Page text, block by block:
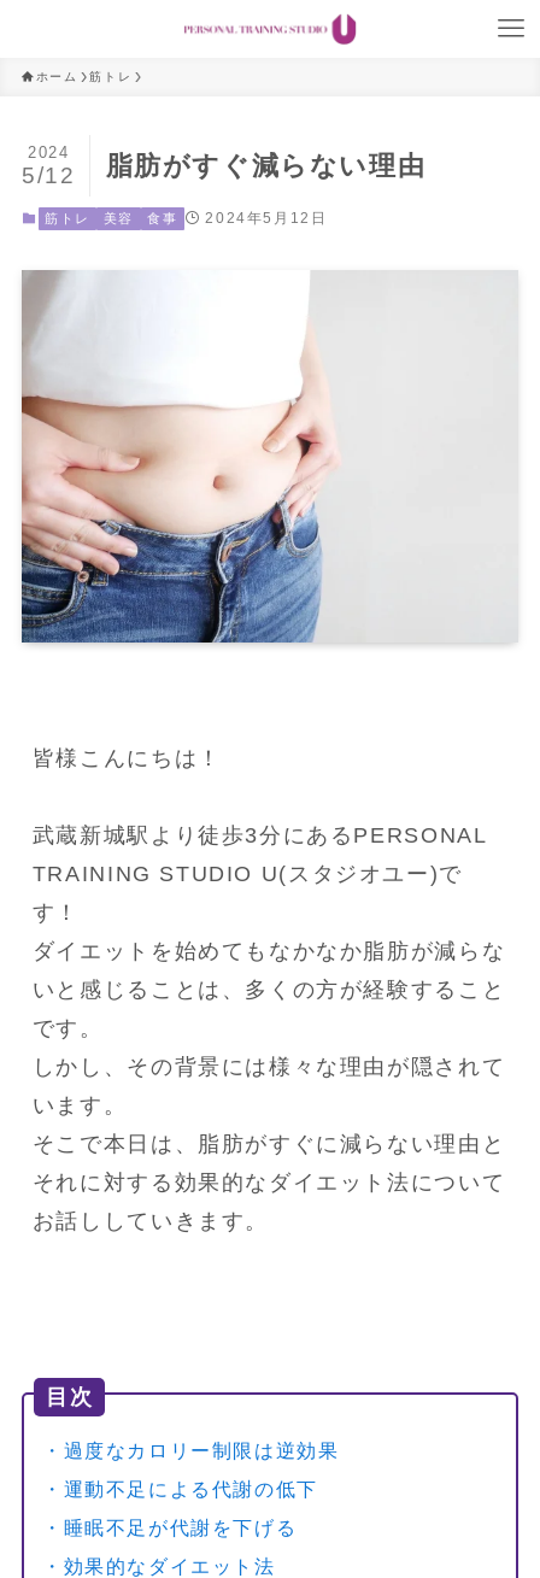
ホーム 筋トレ
脂肪がすぐ減らない理由
2024
5/12
筋トレ 美容 食事 2024年5月12日
皆様こんにちは！
武蔵新城駅より徒歩3分にあるPERSONAL
TRAINING STUDIO U(スタジオユー)で
す！
ダイエットを始めてもなかなか脂肪が減らな
いと感じることは、多くの方が経験すること
です。
しかし、その背景には様々な理由が隠されて
います。
そこで本日は、脂肪がすぐに減らない理由と
それに対する効果的なダイエット法について
お話ししていきます。
目次
・過度なカロリー制限は逆効果
・運動不足による代謝の低下
・睡眠不足が代謝を下げる
・効果的なダイエット法